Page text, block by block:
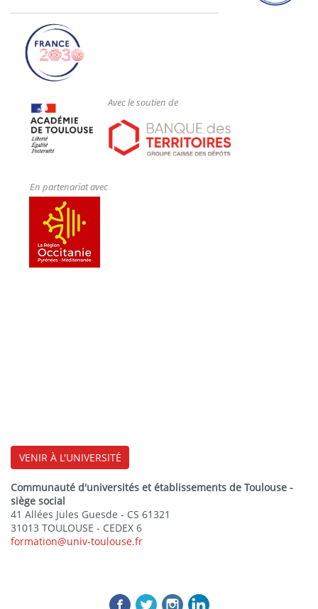
Avec le soutien de
En partenariat avec
VENIR À L'UNIVERSITÉ
Communauté d'universités et établissements de Toulouse -
siège social
41 Allées Jules Guesde - CS 61321
31013 TOULOUSE - CEDEX 6
formation@univ-toulouse.fr